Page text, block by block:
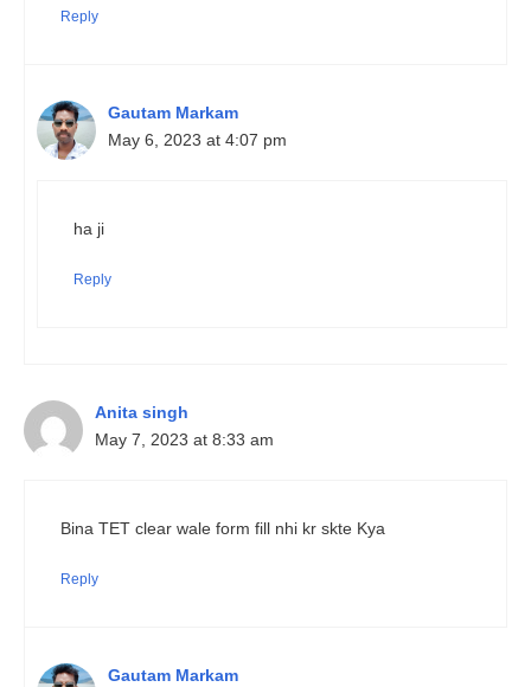
Reply
Gautam Markam
May 6, 2023 at 4:07 pm
ha ji
Reply
Anita singh
May 7, 2023 at 8:33 am
Bina TET clear wale form fill nhi kr skte Kya
Reply
Gautam Markam